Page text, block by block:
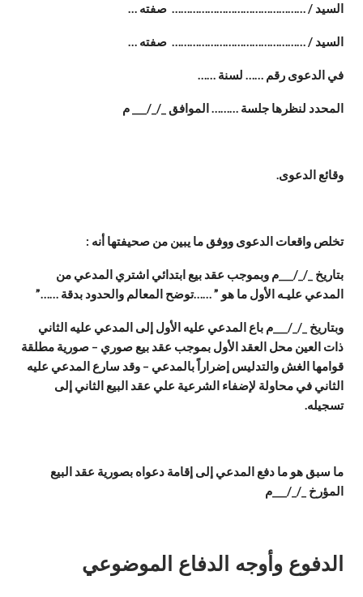
السيد / ……………………………………… صفته …
السيد / ……………………………………… صفته …
في الدعوى رقم …… لسنة ……
المحدد لنظرها جلسة ……… الموافق _/_/___ م
وقائع الدعوى.
تخلص واقعات الدعوى ووفق ما يبين من صحيفتها أنه :
بتاريخ _/_/___م وبموجب عقد بيع ابتدائي اشتري المدعي من
المدعي عليـه الأول ما هو ” ……توضح المعالم والحدود بدقة ……”
وبتاريخ _/_/___م باع المدعي عليه الأول إلى المدعي عليه الثاني
ذات العين محل العقد الأول بموجب عقد بيع صوري – صورية مطلقة
قوامها الغش والتدليس إضراراً بالمدعي – وقد سارع المدعي عليه
الثاني في محاولة لإضفاء الشرعية علي عقد البيع الثاني إلى
تسجيله.
ما سبق هو ما دفع المدعي إلى إقامة دعواه بصورية عقد البيع
المؤرخ _/_/___م
الدفوع وأوجه الدفاع الموضوعي